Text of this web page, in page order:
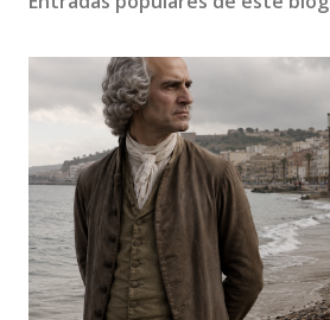
n
c
o
m
e
n